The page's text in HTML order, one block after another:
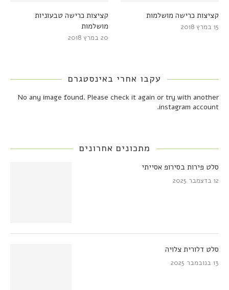
קציצות כרישה טבעוניות
מושלמות
20 במרץ 2018
קציצות כרישה מושלמות
15 במרץ 2018
עקבו אחרי באינסטגרם
No any image found. Please check it again or try with another
instagram account.
מתכונים אחרונים
סלט פירות בסירופ אסייתי
12 בדצמבר 2025
סלט דלורית צלויה
13 בנובמבר 2025